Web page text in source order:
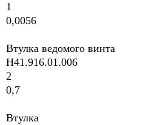
1
0,0056
Втулка ведомого винта
H41.916.01.006
2
0,7
Втулка